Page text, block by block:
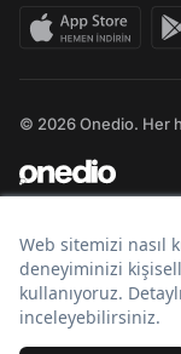
© 2026 Onedio. Her
Bir